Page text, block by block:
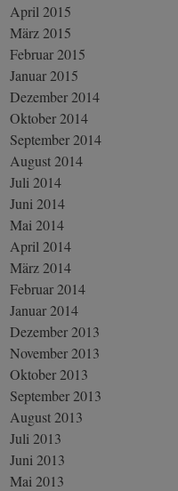
April 2015
März 2015
Februar 2015
Januar 2015
Dezember 2014
Oktober 2014
September 2014
August 2014
Juli 2014
Juni 2014
Mai 2014
April 2014
März 2014
Februar 2014
Januar 2014
Dezember 2013
November 2013
Oktober 2013
September 2013
August 2013
Juli 2013
Juni 2013
Mai 2013